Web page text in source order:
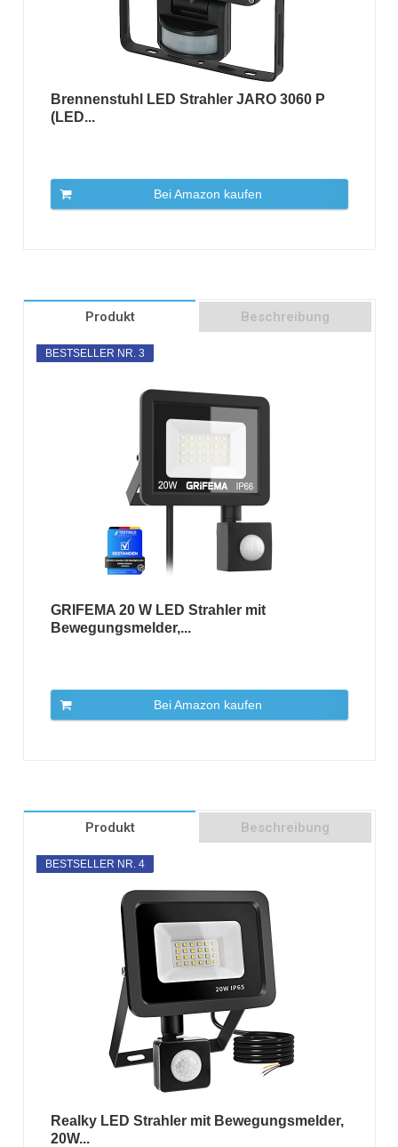
Brennenstuhl LED Strahler JARO 3060 P
(LED...
Bei Amazon kaufen
Produkt Beschreibung
BESTSELLER NR. 3
GRIFEMA 20 W LED Strahler mit
Bewegungsmelder,...
Bei Amazon kaufen
Produkt Beschreibung
BESTSELLER NR. 4
Realky LED Strahler mit Bewegungsmelder,
20W...